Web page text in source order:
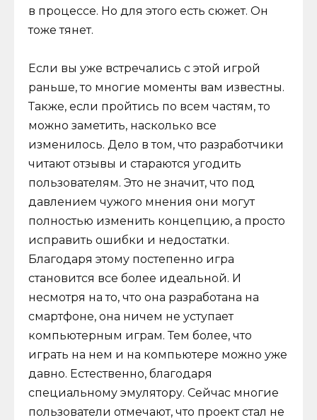
в процессе. Но для этого есть сюжет. Он
тоже тянет.
Если вы уже встречались с этой игрой
раньше, то многие моменты вам известны.
Также, если пройтись по всем частям, то
можно заметить, насколько все
изменилось. Дело в том, что разработчики
читают отзывы и стараются угодить
пользователям. Это не значит, что под
давлением чужого мнения они могут
полностью изменить концепцию, а просто
исправить ошибки и недостатки.
Благодаря этому постепенно игра
становится все более идеальной. И
несмотря на то, что она разработана на
смартфоне, она ничем не уступает
компьютерным играм. Тем более, что
играть на нем и на компьютере можно уже
давно. Естественно, благодаря
специальному эмулятору. Сейчас многие
пользователи отмечают, что проект стал не